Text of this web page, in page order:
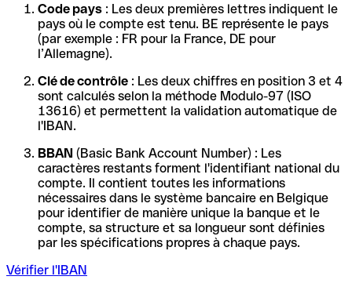
Code pays : Les deux premières lettres indiquent le
pays où le compte est tenu. BE représente le pays
(par exemple : FR pour la France, DE pour
l’Allemagne).
Clé de contrôle : Les deux chiffres en position 3 et 4
sont calculés selon la méthode Modulo-97 (ISO
13616) et permettent la validation automatique de
l'IBAN.
BBAN (Basic Bank Account Number) : Les
caractères restants forment l'identifiant national du
compte. Il contient toutes les informations
nécessaires dans le système bancaire en Belgique
pour identifier de manière unique la banque et le
compte, sa structure et sa longueur sont définies
par les spécifications propres à chaque pays.
Vérifier l'IBAN